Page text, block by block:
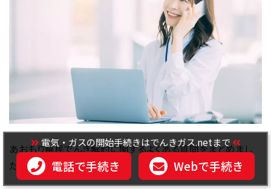
あおもり県民でんき解約に関するよくある質問をまとめまし
た。
電気・ガスの開始手続きはでんきガス.netまで
電話で手続き Webで手続き